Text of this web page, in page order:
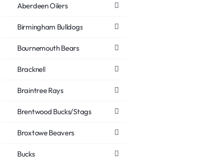
Aberdeen Oilers
Birmingham Bulldogs
Bournemouth Bears
Bracknell
Braintree Rays
Brentwood Bucks/Stags
Broxtowe Beavers
Bucks